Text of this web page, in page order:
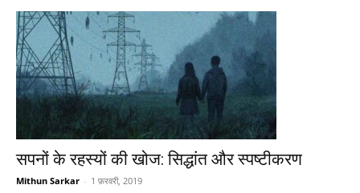
सपनों के रहस्यों की खोज: सिद्धांत और स्पष्टीकरण
Mithun Sarkar - 1 फ़रवरी, 2019